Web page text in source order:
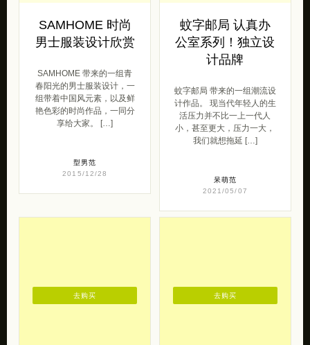
SAMHOME 时尚
男士服装设计欣赏
SAMHOME 带来的一组青
春阳光的男士服装设计，一
组带着中国风元素，以及鲜
艳色彩的时尚作品，一同分
享给大家。 […]
型男范
2015/12/28
蚊字邮局 认真办
公室系列！独立设
计品牌
蚊字邮局 带来的一组潮流设
计作品。 现当代年轻人的生
活压力并不比一上一代人
小，甚至更大，压力一大，
我们就想拖延 […]
呆萌范
2021/05/07
去购买 去购买